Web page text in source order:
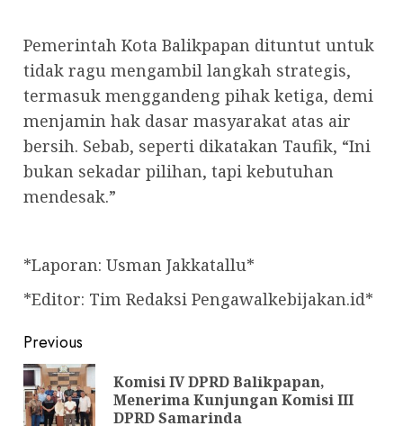
Pemerintah Kota Balikpapan dituntut untuk
tidak ragu mengambil langkah strategis,
termasuk menggandeng pihak ketiga, demi
menjamin hak dasar masyarakat atas air
bersih. Sebab, seperti dikatakan Taufik, “Ini
bukan sekadar pilihan, tapi kebutuhan
mendesak.”
*Laporan: Usman Jakkatallu*
*Editor: Tim Redaksi Pengawalkebijakan.id*
Post
navigation
Previous
Komisi IV DPRD Balikpapan,
Menerima Kunjungan Komisi III
DPRD Samarinda